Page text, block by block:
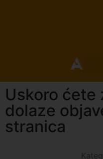
Uskoro ćete
dolaze
stranica